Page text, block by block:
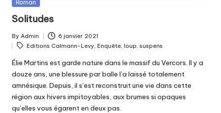
Roman
Solitudes
Posted
by
By Admin 6 janvier 2021
Tags:
Editions Calmann-Levy, Enquête, loup, suspens
Élie Martins est garde nature dans le massif du Vercors. Il y a
douze ans, une blessure par balle l’a laissé totalement
amnésique. Depuis, il s’est reconstruit une vie dans cette
région aux hivers impitoyables, aux brumes si opaques
qu’elles vous égarent en deux pas.